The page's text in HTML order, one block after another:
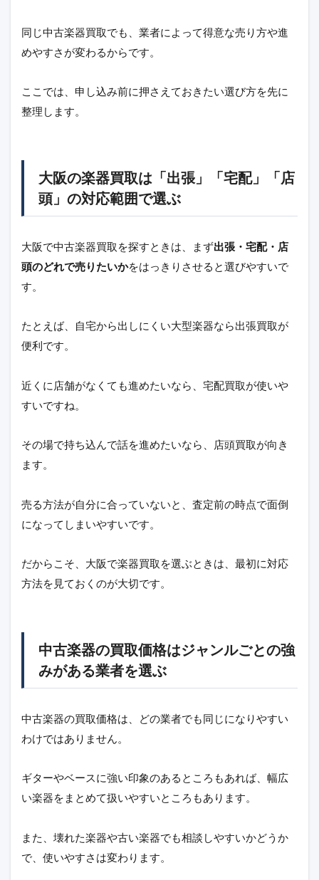
同じ中古楽器買取でも、業者によって得意な売り方や進
めやすさが変わるからです。
ここでは、申し込み前に押さえておきたい選び方を先に
整理します。
大阪の楽器買取は「出張」「宅配」「店
頭」の対応範囲で選ぶ
大阪で中古楽器買取を探すときは、まず出張・宅配・店
頭のどれで売りたいかをはっきりさせると選びやすいで
す。
たとえば、自宅から出しにくい大型楽器なら出張買取が
便利です。
近くに店舗がなくても進めたいなら、宅配買取が使いや
すいですね。
その場で持ち込んで話を進めたいなら、店頭買取が向き
ます。
売る方法が自分に合っていないと、査定前の時点で面倒
になってしまいやすいです。
だからこそ、大阪で楽器買取を選ぶときは、最初に対応
方法を見ておくのが大切です。
中古楽器の買取価格はジャンルごとの強
みがある業者を選ぶ
中古楽器の買取価格は、どの業者でも同じになりやすい
わけではありません。
ギターやベースに強い印象のあるところもあれば、幅広
い楽器をまとめて扱いやすいところもあります。
また、壊れた楽器や古い楽器でも相談しやすいかどうか
で、使いやすさは変わります。